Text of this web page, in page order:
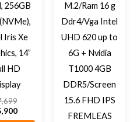
256GB
Iris Xe
14”
HD
M.2/Ram 16 g
Ddr4/Vga Intel
UHD 620 up to
6G + Nvidia
T1000 4GB
DDR5/Screen
15.6 FHD IPS
FREMLEAS